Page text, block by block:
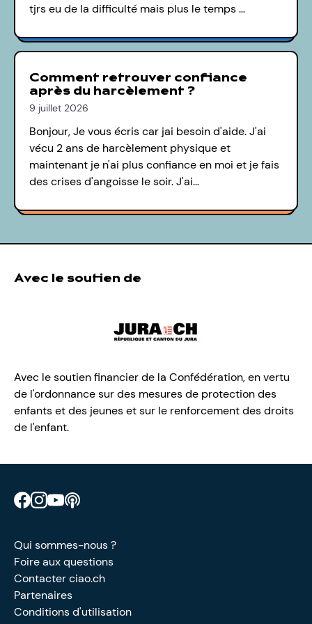
tjrs eu de la difficulté mais plus le temps …
Comment retrouver confiance
après du harcèlement ?
9 juillet 2026
Bonjour, Je vous écris car jai besoin d'aide. J'ai
vécu 2 ans de harcèlement physique et
maintenant je n'ai plus confiance en moi et je fais
des crises d'angoisse le soir. J'ai…
Avec le soutien de
Avec le soutien financier de la Confédération, en vertu
de l'ordonnance sur des mesures de protection des
enfants et des jeunes et sur le renforcement des droits
de l'enfant.
Retrouve CIAO sur Facebook
Retrouve CIAO sur Instagram
Retrouve CIAO sur YouTube
Qui sommes-nous ?
Foire aux questions
Contacter ciao.ch
Partenaires
Conditions d'utilisation